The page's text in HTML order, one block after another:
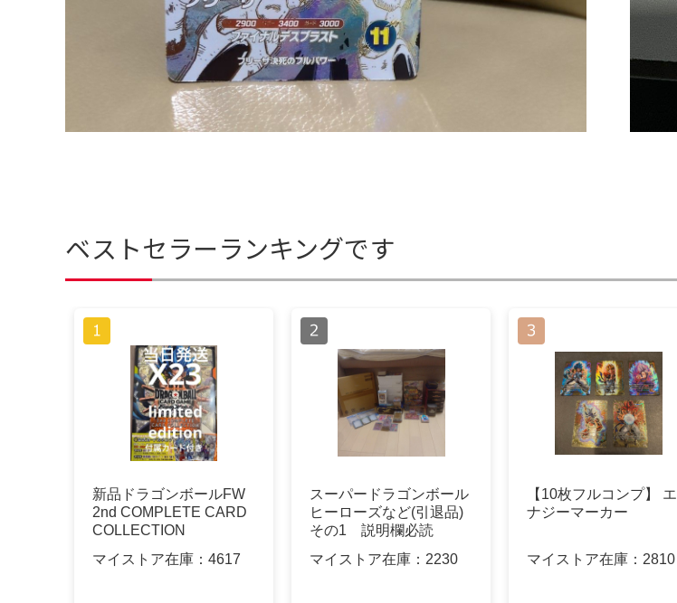
ベストセラーランキングです
新品ドラゴンボールFW
2nd COMPLETE CARD
COLLECTION
マイストア在庫： 4617
スーパードラゴンボール
ヒーローズなど(引退品)
その1 説明欄必読
マイストア在庫： 2230
【10枚フルコンプ】 エ
ナジーマーカー
マイストア在庫： 2810